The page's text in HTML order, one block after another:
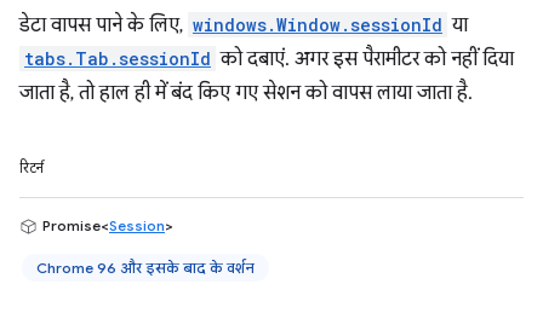
डेटा वापस पाने के लिए, windows.Window.sessionId या
tabs.Tab.sessionId को दबाएं. अगर इस पैरामीटर को नहीं दिया
जाता है, तो हाल ही में बंद किए गए सेशन को वापस लाया जाता है.
रिटर्न
Promise<Session>
Chrome 96 और इसके बाद के वर्शन